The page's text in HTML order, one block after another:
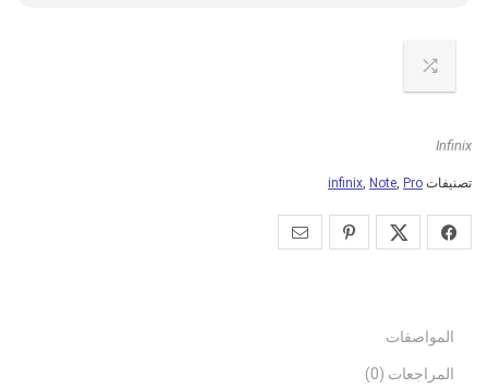
Infinix
تصنيفات infinix, Note, Pro
المواصفات
المراجعات (0)